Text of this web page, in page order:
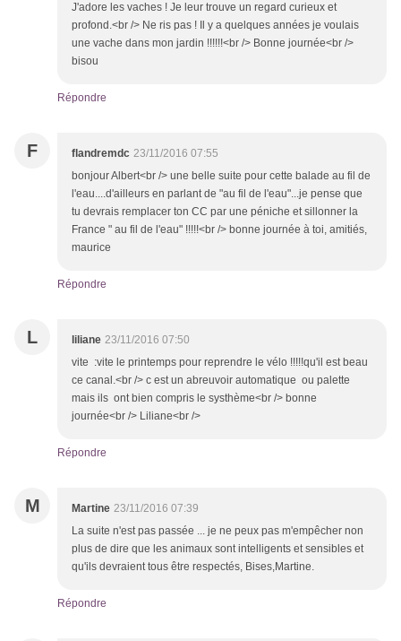
J'adore les vaches ! Je leur trouve un regard curieux et
profond.<br /> Ne ris pas ! Il y a quelques années je voulais
une vache dans mon jardin !!!!!!<br /> Bonne journée<br />
bisou
Répondre
F flandremdc 23/11/2016 07:55
bonjour Albert<br /> une belle suite pour cette balade au fil de
l'eau....d'ailleurs en parlant de "au fil de l'eau"...je pense que
tu devrais remplacer ton CC par une péniche et sillonner la
France " au fil de l'eau" !!!!!<br /> bonne journée à toi, amitiés,
maurice
Répondre
L liliane 23/11/2016 07:50
vite :vite le printemps pour reprendre le vélo !!!!!qu'il est beau
ce canal.<br /> c est un abreuvoir automatique ou palette
mais ils ont bien compris le systhème<br /> bonne
journée<br /> Liliane<br />
Répondre
M Martine 23/11/2016 07:39
La suite n'est pas passée ... je ne peux pas m'empêcher non
plus de dire que les animaux sont intelligents et sensibles et
qu'ils devraient tous être respectés, Bises,Martine.
Répondre